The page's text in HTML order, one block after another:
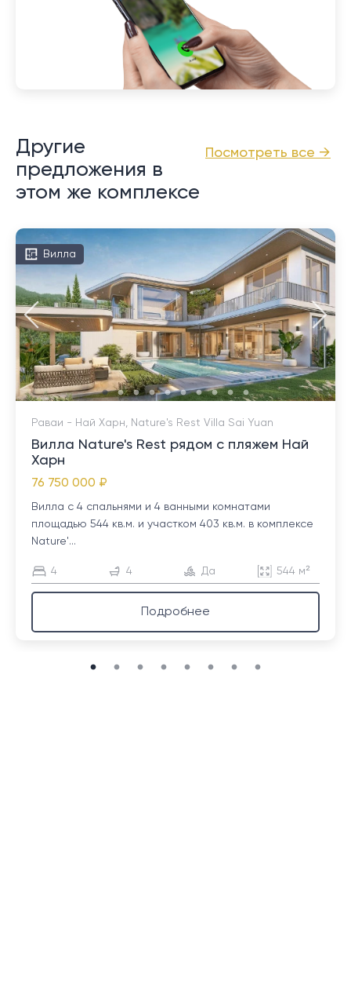
Посмотреть все →
Другие
предложения в
этом же комплексе
Вилла
Раваи - Най Харн, Nature's Rest Villa Sai Yuan
Вилла Nature's Rest рядом с пляжем Най
Харн
76 750 000 ₽
Вилла с 4 спальнями и 4 ванными комнатами
площадью 544 кв.м. и участком 403 кв.м. в комплексе
Nature'...
4 4 Да 544 м²
Подробнее